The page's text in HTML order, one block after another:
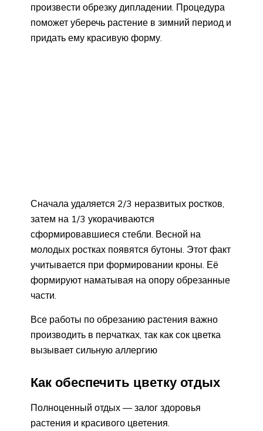
произвести обрезку дипладении. Процедура
поможет уберечь растение в зимний период и
придать ему красивую форму.
Сначала удаляется 2/3 неразвитых ростков,
затем на 1/3 укорачиваются
сформировавшиеся стебли. Весной на
молодых ростках появятся бутоны. Этот факт
учитывается при формировании кроны. Её
формируют наматывая на опору обрезанные
части.
Все работы по обрезанию растения важно
производить в перчатках, так как сок цветка
вызывает сильную аллергию
Как обеспечить цветку отдых
Полноценный отдых — залог здоровья
растения и красивого цветения.